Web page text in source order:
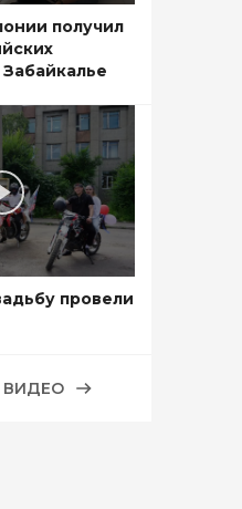
получил
провели
ВИДЕО